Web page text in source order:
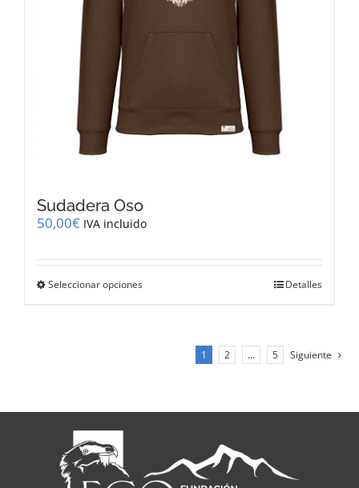
Sudadera Oso
50,00€ IVA incluido
Seleccionar opciones
variantes.
pueden
página
Detalles
1 2 … 5 Siguiente